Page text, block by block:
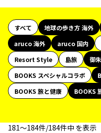
すべて 地球の歩き方 海外
aruco 海外
aruco 国内
Resort Style
島旅 御
BOOKS スペシャルコラボ
BOOKS 旅と健康
BOOKS
181〜184件/184件中 を表示